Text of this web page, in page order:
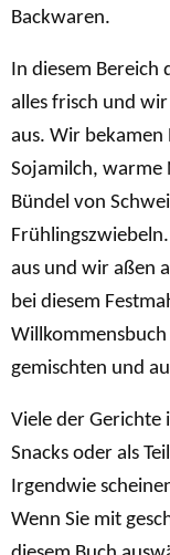
Backwaren.
In diesem Bereich
alles frisch und
aus. Wir bekamen
Sojamilch, warme
Bündel von
aus und wir aßen
bei diesem
Willkommensbuch
gemischten und
Viele der Gerichte
Snacks oder als
Irgendwie
Wenn Sie mit